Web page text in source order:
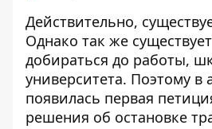
Действительно,
Однако так же
добираться до работы,
университета. Поэтому в
появилась первая
решения об остановке